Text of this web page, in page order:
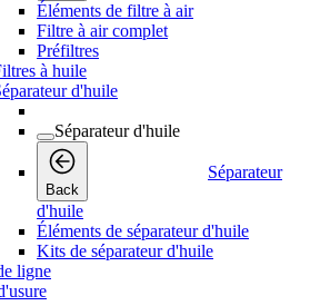
Éléments de filtre à air
Filtre à air complet
Préfiltres
à huile
d'huile
Séparateur d'huile
Back
Séparateur
d'huile
Éléments de séparateur d'huile
Kits de séparateur d'huile
ligne